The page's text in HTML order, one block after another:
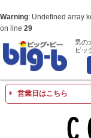
Warning: Undefined array
on line 29
男の
ビッ
営業日はこちら